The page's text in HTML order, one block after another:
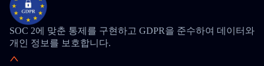
SOC 2에 맞춘 통제를 구현하고 GDPR을 준수하여 데이터와
개인 정보를 보호합니다.